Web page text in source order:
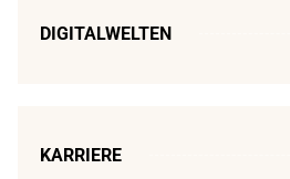
DIGITALWELTEN
KARRIERE